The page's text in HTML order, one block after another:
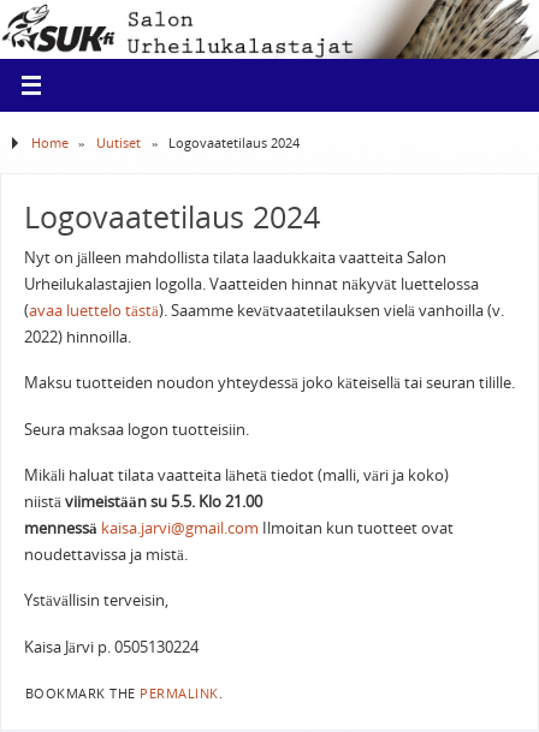
Home » Uutiset » Logovaatetilaus 2024
Logovaatetilaus 2024
Nyt on jälleen mahdollista tilata laadukkaita vaatteita Salon
Urheilukalastajien logolla. Vaatteiden hinnat näkyvät luettelossa
(avaa luettelo tästä). Saamme kevätvaatetilauksen vielä vanhoilla (v.
2022) hinnoilla.
Maksu tuotteiden noudon yhteydessä joko käteisellä tai seuran tilille.
Seura maksaa logon tuotteisiin.
Mikäli haluat tilata vaatteita lähetä tiedot (malli, väri ja koko)
niistäviimeistään su 5.5. Klo 21.00
mennessä kaisa.jarvi@gmail.com Ilmoitan kun tuotteet ovat
noudettavissa ja mistä.
Ystävällisin terveisin,
Kaisa Järvi p. 0505130224
BOOKMARK THE PERMALINK.